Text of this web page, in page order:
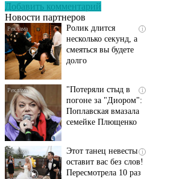
Добавить комментарий
Новости партнеров
i
Ролик длится
несколько секунд, а
смеяться вы будете
долго
i
"Потеряли стыд в
погоне за "Диором":
Поплавская вмазала
семейке Плющенко
i
Этот танец невесты
оставит вас без слов!
Пересмотрела 10 раз